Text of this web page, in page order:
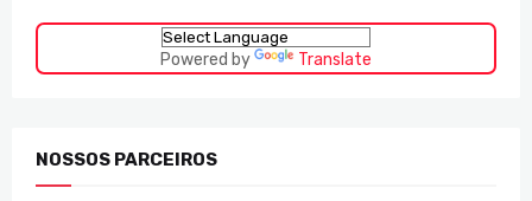
Powered by Translate
NOSSOS PARCEIROS